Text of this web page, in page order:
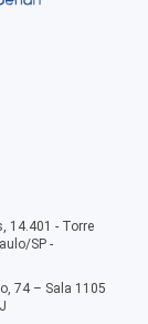
14.401 - Torre
SP -
74 – Sala 1105